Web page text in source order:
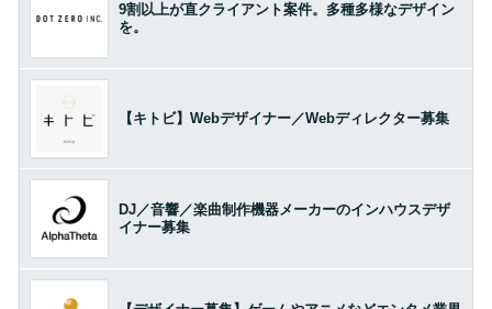
9割以上が直クライアント案件。多種多様なデザイン
を。
【キトビ】Webデザイナー／Webディレクター募集
DJ／音響／楽曲制作機器メーカーのインハウスデザ
イナー募集